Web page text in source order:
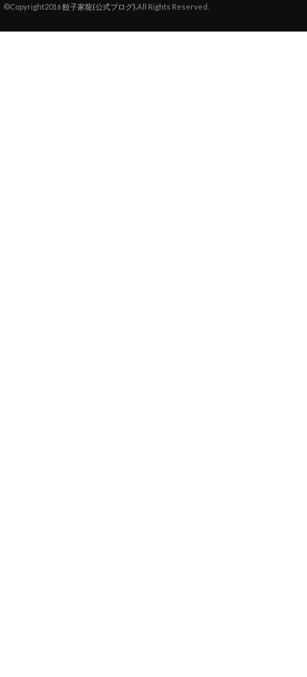
©Copyright2016餃子家龍(公式ブログ) .All Rights Reserved.